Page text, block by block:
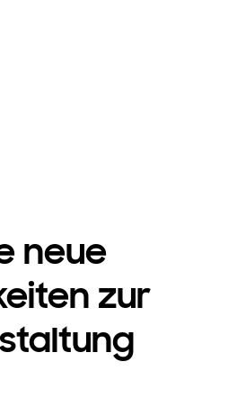
neue
zur